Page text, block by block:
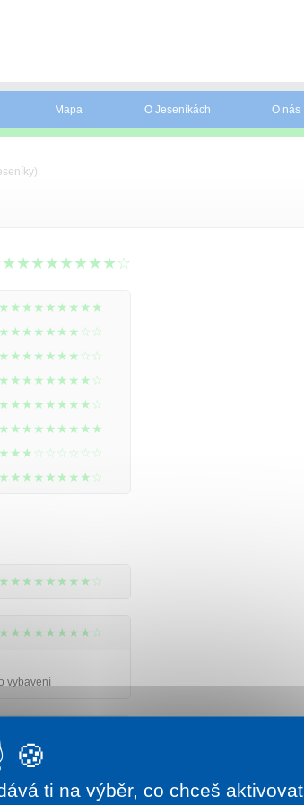
Mapa O Jeseníkách O nás
vybavení
se prakticky
celý den
ti na výběr, co chceš aktivovat